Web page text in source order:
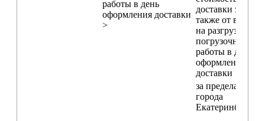
работы в день
оформления доставки
>
доставки
также от
на разгрузо-
погрузочные
работы в день
оформления
доставки
за пределами
города
Екатеринбург